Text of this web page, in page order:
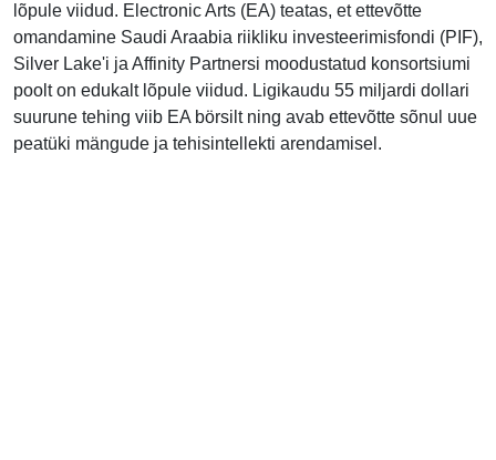
lõpule viidud. Electronic Arts (EA) teatas, et ettevõtte
omandamine Saudi Araabia riikliku investeerimisfondi (PIF),
Silver Lake'i ja Affinity Partnersi moodustatud konsortsiumi
poolt on edukalt lõpule viidud. Ligikaudu 55 miljardi dollari
suurune tehing viib EA börsilt ning avab ettevõtte sõnul uue
peatüki mängude ja tehisintellekti arendamisel.